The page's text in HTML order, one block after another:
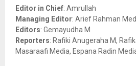
o
r
:
Editor in Chief: Amrullah
Managing Editor: Arief Rahman
Editors: Gemayudha M
Reporters: Rafiki Anugeraha M,
Masaraafi Media, Espana Radin